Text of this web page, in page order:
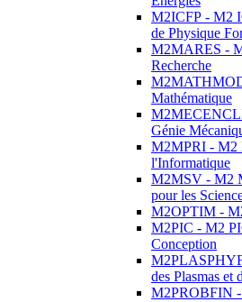
M2ICFP - M2
de Physique
M2MARES -
Recherche
Mathématique
Génie
M2MPRI - M2
l'Informatique
M2MSV - M2
pour les
M2OPTIM -
M2PIC - M2
Conception
des Plasmas et
M2PROBFIN -